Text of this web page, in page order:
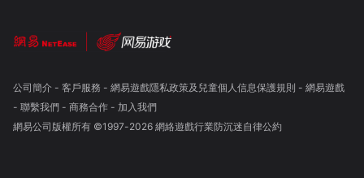
公司簡介- 客戶服務 - 網易遊戲隱私政策及兒童個人信息保護規則 - 網易遊戲
- 聯繫我們- 商務合作- 加入我們
網易公司版權所有 ©1997-2026 網絡遊戲行業防沉迷自律公約